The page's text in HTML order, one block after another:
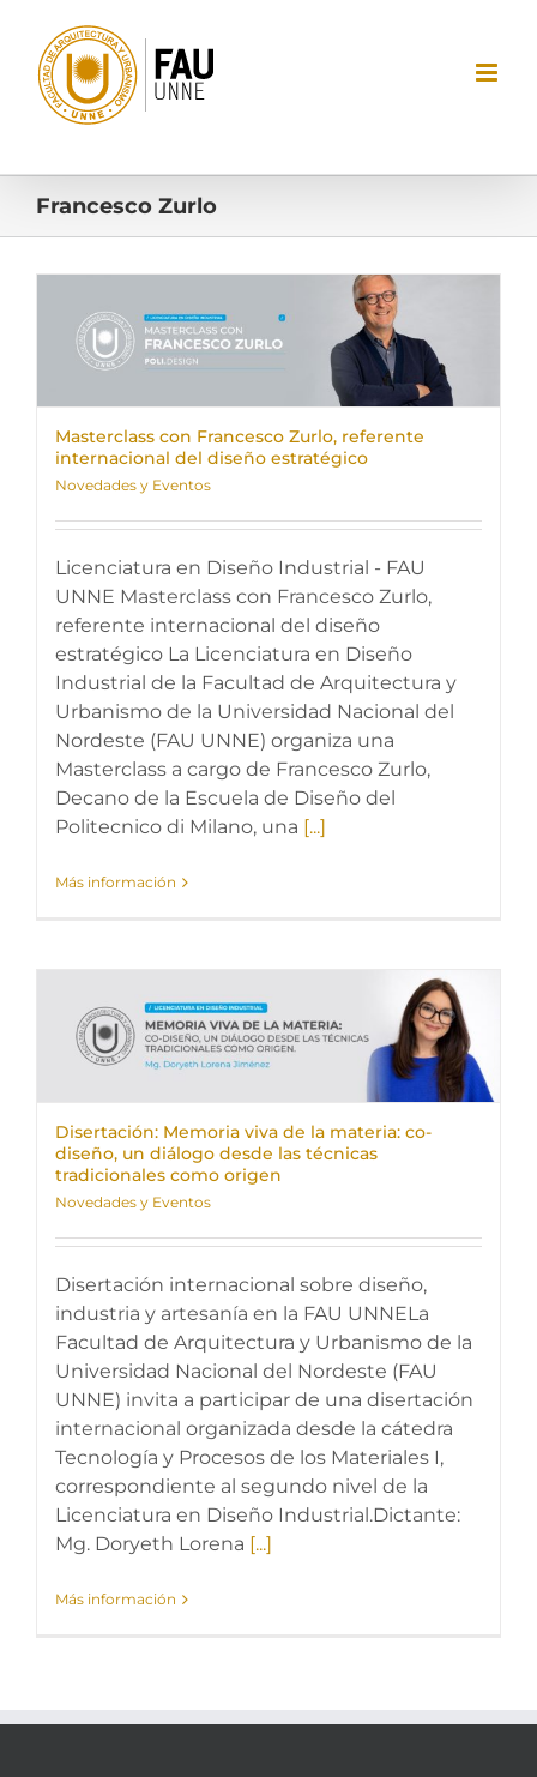
contenido
Francesco Zurlo
Masterclass con Francesco Zurlo, referente
internacional del diseño estratégico
Novedades y Eventos
Licenciatura en Diseño Industrial - FAU
UNNE Masterclass con Francesco Zurlo,
referente internacional del diseño
estratégico La Licenciatura en Diseño
Industrial de la Facultad de Arquitectura y
Urbanismo de la Universidad Nacional del
Nordeste (FAU UNNE) organiza una
Masterclass a cargo de Francesco Zurlo,
Decano de la Escuela de Diseño del
Politecnico di Milano, una [...]
Más información
Disertación: Memoria viva de la materia: co-
diseño, un diálogo desde las técnicas
tradicionales como origen
Novedades y Eventos
Disertación internacional sobre diseño,
industria y artesanía en la FAU UNNELa
Facultad de Arquitectura y Urbanismo de la
Universidad Nacional del Nordeste (FAU
UNNE) invita a participar de una disertación
internacional organizada desde la cátedra
Tecnología y Procesos de los Materiales I,
correspondiente al segundo nivel de la
Licenciatura en Diseño Industrial.Dictante:
Mg. Doryeth Lorena [...]
Más información